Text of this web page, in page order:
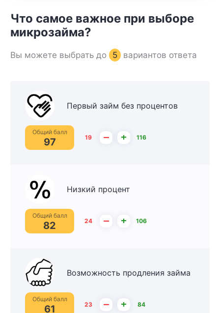
Что самое важное при выборе
микрозайма?
Вы можете выбрать до 5 вариантов ответа
Первый займ без процентов
Общий балл
97 19 – + 116
Низкий процент
Общий балл
82 24 – + 106
Возможность продления займа
Общий балл
61 23 – + 84